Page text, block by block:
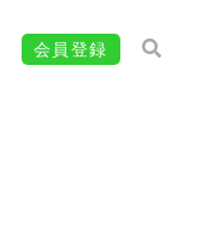
会員登録